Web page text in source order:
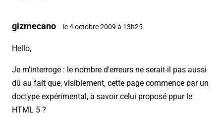
gizmecano le 4 octobre 2009 à 13h25
Hello,
Je m'interroge : le nombre d'erreurs ne serait-il pas aussi
dû au fait que, visiblement, cette page commence par un
doctype expérimental, à savoir celui proposé ppur le
HTML 5 ?